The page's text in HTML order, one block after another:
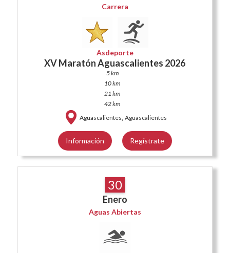
Carrera
Asdeporte
XV Maratón Aguascalientes 2026
5 km
10 km
21 km
42 km
Aguascalientes, Aguascalientes
Información Regístrate
30
Enero
Aguas Abiertas